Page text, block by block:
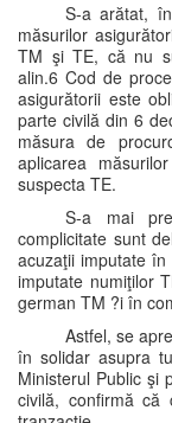
S-a arătat,
măsurilor
TM şi TE, că nu
alin.6 Cod de
asigurătorii este
parte civilă din 6
măsura de
aplicarea
suspecta TE.
S-a mai
complicitate sunt
acuzaţii imputate
imputate numiţilor
german TM ?i în
Astfel, se
în solidar asupra
Ministerul Public şi
civilă, confirmă